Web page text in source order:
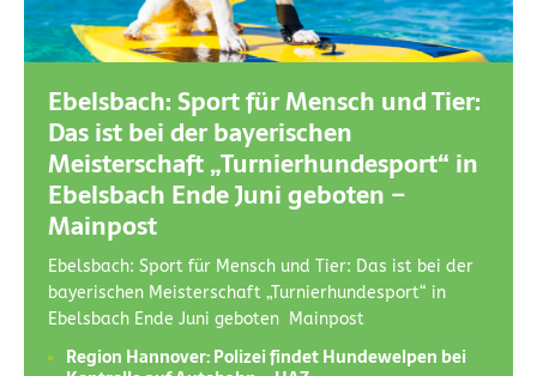
Ebelsbach: Sport für Mensch und Tier:
Das ist bei der bayerischen
Meisterschaft „Turnierhundesport“ in
Ebelsbach Ende Juni geboten –
Mainpost
Ebelsbach: Sport für Mensch und Tier: Das ist bei der
bayerischen Meisterschaft „Turnierhundesport“ in
Ebelsbach Ende Juni geboten Mainpost
Region Hannover: Polizei findet Hundewelpen bei